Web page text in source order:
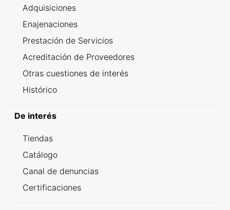
Adquisiciones
Enajenaciones
Prestación de Servicios
Acreditación de Proveedores
Otras cuestiones de interés
Histórico
De interés
Tiendas
Catálogo
Canal de denuncias
Certificaciones